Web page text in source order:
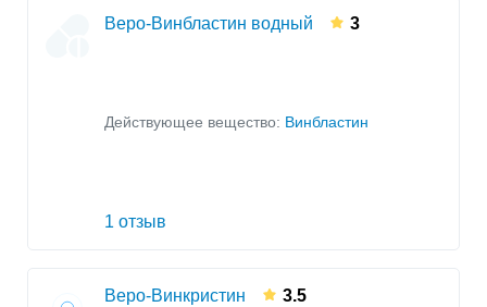
Веро-Винбластин водный 3
Действующее вещество: Винбластин
1 отзыв
Веро-Винкристин 3.5